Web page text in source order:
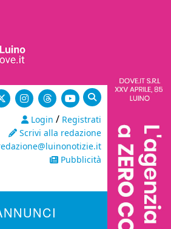
Login / Registrati
Scrivi alla redazione
Pubblicità